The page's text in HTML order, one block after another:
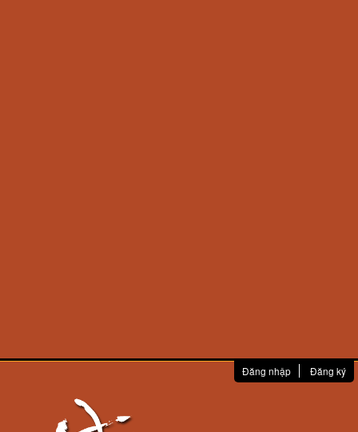
Đăng nhập Đăng ký